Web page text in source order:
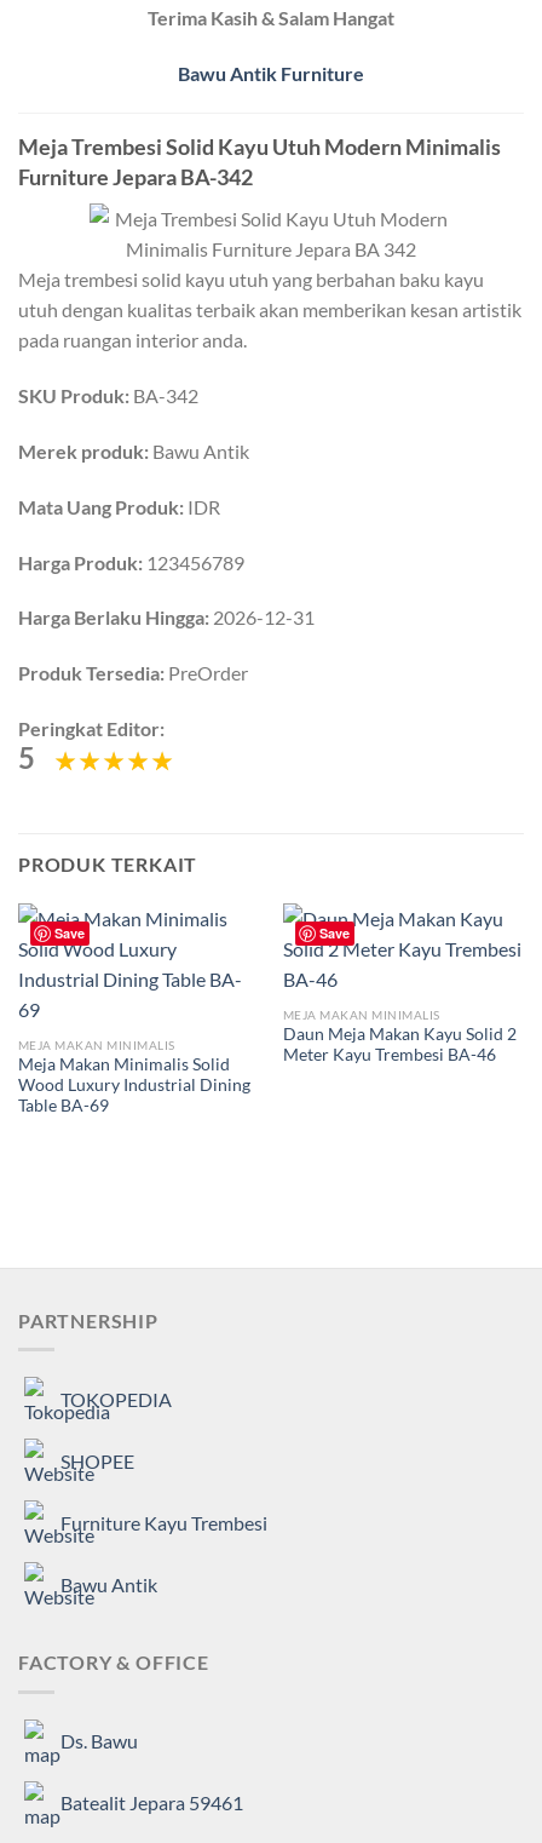
Terima Kasih & Salam Hangat
Bawu Antik Furniture
Meja Trembesi Solid Kayu Utuh Modern Minimalis
Furniture Jepara BA-342
Meja trembesi solid kayu utuh yang berbahan baku kayu
utuh dengan kualitas terbaik akan memberikan kesan artistik
pada ruangan interior anda.
SKU Produk: BA-342
Merek produk: Bawu Antik
Mata Uang Produk: IDR
Harga Produk: 123456789
Harga Berlaku Hingga: 2026-12-31
Produk Tersedia: PreOrder
Peringkat Editor:
5
PRODUK TERKAIT
Save
MEJA MAKAN MINIMALIS
Meja Makan Minimalis Solid
Wood Luxury Industrial Dining
Table BA-69
Save
MEJA MAKAN MINIMALIS
Daun Meja Makan Kayu Solid 2
Meter Kayu Trembesi BA-46
PARTNERSHIP
TOKOPEDIA
SHOPEE
Furniture Kayu Trembesi
Bawu Antik
FACTORY & OFFICE
Ds. Bawu
Batealit Jepara 59461